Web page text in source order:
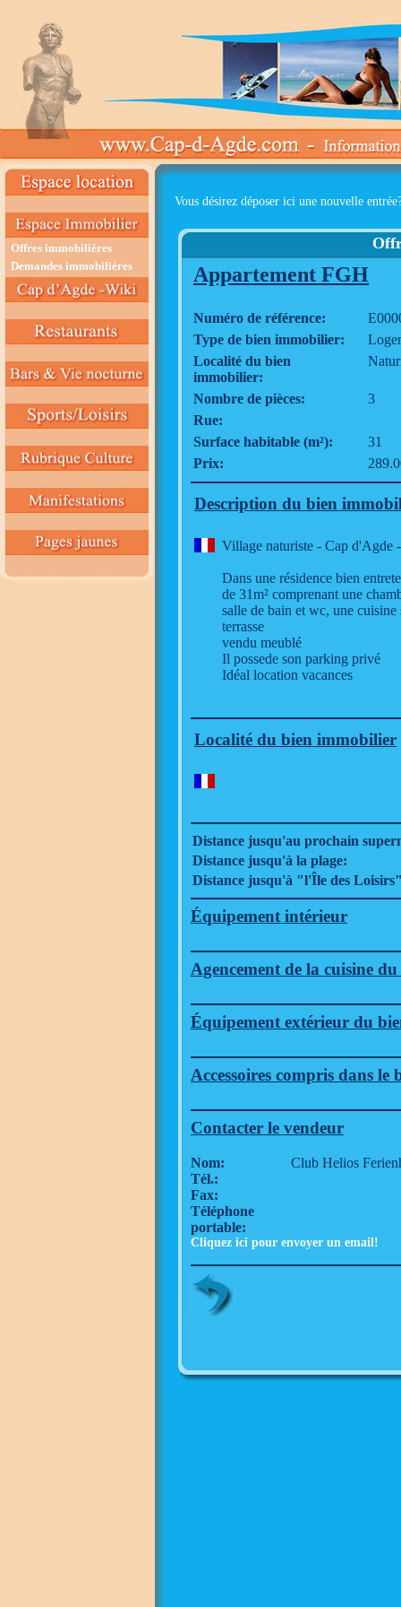
Offres immobilières
Demandes immobilières
Vous désirez déposer ici une nouvelle
Appartement FGH
Numéro de référence:
Type de bien immobilier:
Localité du bien
immobilier:
Nombre de pièces:
3
Rue:
Surface habitable (m²):
31
Prix:
Description du bien
Village naturiste - Cap
Dans une résidence bien
de 31m² comprenant une
salle de bain et wc, une
terrasse
vendu meublé
Il possede son parking privé
Idéal location vacances
Localité du bien immobilier
Distance jusqu'au prochain
Distance jusqu'à la plage:
Distance jusqu'à "l'Île des
Équipement intérieur
Agencement de la cuisine
Équipement extérieur du
Accessoires compris dans
Contacter le vendeur
Nom:
Club Helios
Tél.:
Fax:
Téléphone
portable:
Cliquez ici pour envoyer un email!